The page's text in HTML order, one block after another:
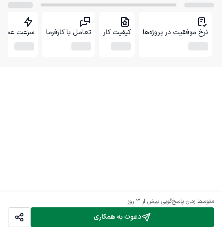
دعوت به همکاری
متوسط زمان پاسخ‌گویی بیش از ۳ روز
نرخ موفقیت در پروژه‌ها کیفیت کار تعامل با کارفرما سرعت عمل